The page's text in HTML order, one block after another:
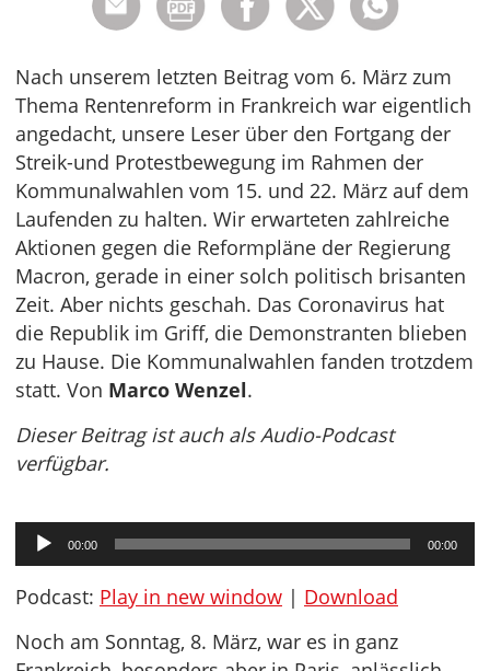
Nach unserem letzten Beitrag vom 6. März zum
Thema Rentenreform in Frankreich war eigentlich
angedacht, unsere Leser über den Fortgang der
Streik-und Protestbewegung im Rahmen der
Kommunalwahlen vom 15. und 22. März auf dem
Laufenden zu halten. Wir erwarteten zahlreiche
Aktionen gegen die Reformpläne der Regierung
Macron, gerade in einer solch politisch brisanten
Zeit. Aber nichts geschah. Das Coronavirus hat
die Republik im Griff, die Demonstranten blieben
zu Hause. Die Kommunalwahlen fanden trotzdem
statt. Von Marco Wenzel.
Dieser Beitrag ist auch als Audio-Podcast
verfügbar.
Audio-
Player
00:00 00:00
Podcast: Play in new window | Download
Noch am Sonntag, 8. März, war es in ganz